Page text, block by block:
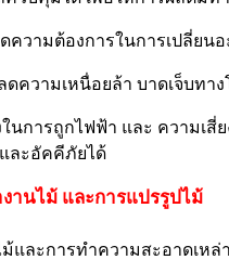
วามต้องการในการเปลี่ยน
วามเหนื่อยล้า บาดเจ็บทา
การถูกไฟฟ้า และ ความเสี่
ละอัคคีภัยได้
านไม้ และการแปรรูปไม้
ละการทำความสะอาดเห